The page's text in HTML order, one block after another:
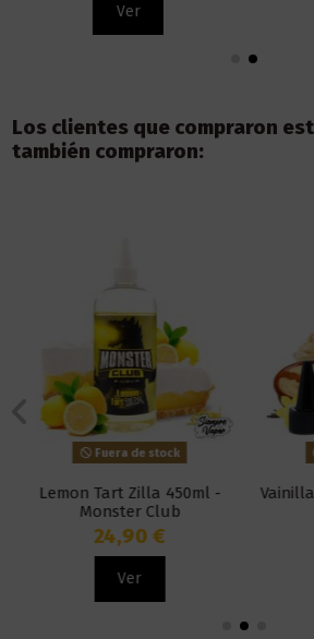
Ver
Los clientes que compraron
también compraron:
Fuera de stock
Lemon Tart Zilla 450ml -
Monster Club
24,90 €
Ver